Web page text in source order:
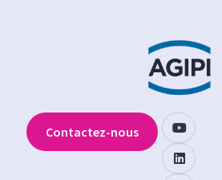
Contactez-nous